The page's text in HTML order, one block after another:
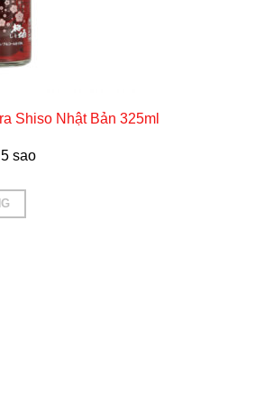
Shiso Nhật Bản 325ml
sao